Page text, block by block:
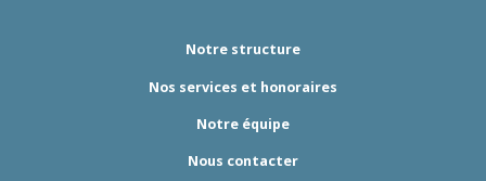
Notre structure
Nos services et honoraires
Notre équipe
Nous contacter